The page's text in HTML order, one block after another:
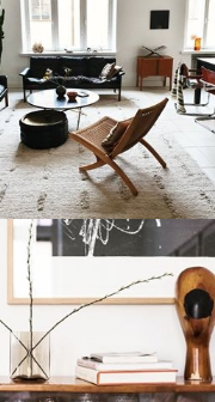
stellaharasek